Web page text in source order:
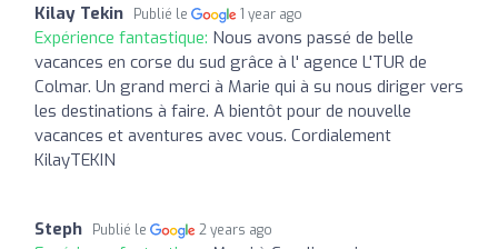
Kilay Tekin Publié le 1 year ago
Expérience fantastique: Nous avons passé de belle
vacances en corse du sud grâce à l' agence L'TUR de
Colmar. Un grand merci à Marie qui à su nous diriger vers
les destinations à faire. A bientôt pour de nouvelle
vacances et aventures avec vous. Cordialement
KilayTEKIN
Steph Publié le 2 years ago